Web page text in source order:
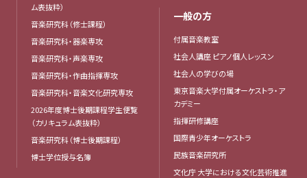
ム表抜粋）
音楽研究科（修士課程）
音楽研究科・器楽専攻
音楽研究科・声楽専攻
音楽研究科・作曲指揮専攻
音楽研究科・音楽文化研究専攻
2026年度博士後期課程学生便覧
（カリキュラム表抜粋）
音楽研究科（博士後期課程）
博士学位授与名簿
一般の方
付属音楽教室
社会人講座 ピアノ個人レッスン
社会人の学びの場
東京音楽大学付属オーケストラ・ア
カデミー
指揮研修講座
国際青少年オーケストラ
民族音楽研究所
文化庁 大学における文化芸術推進